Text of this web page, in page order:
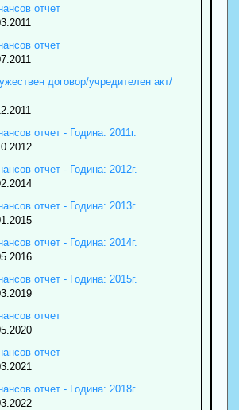
отчет
отчет
договор/учредителен акт/
отчет - Година: 2011г.
отчет - Година: 2012г.
отчет - Година: 2013г.
отчет - Година: 2014г.
отчет - Година: 2015г.
отчет
отчет
отчет - Година: 2018г.